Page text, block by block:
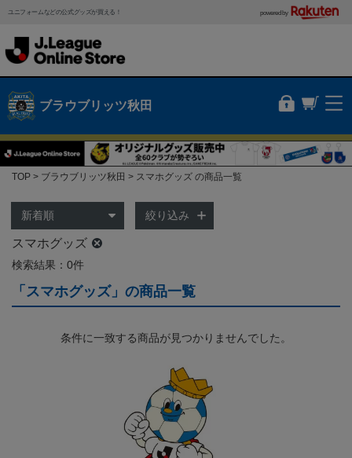
ユニフォームなどの公式グッズが買える！ powered by
ブラウブリッツ秋田
TOP ブラウブリッツ秋田 スマホグッズ の商品一覧
絞り込み
スマホグッズ
検索結果：0件
「スマホグッズ」の商品一覧
条件に一致する商品が見つかりませんでした。